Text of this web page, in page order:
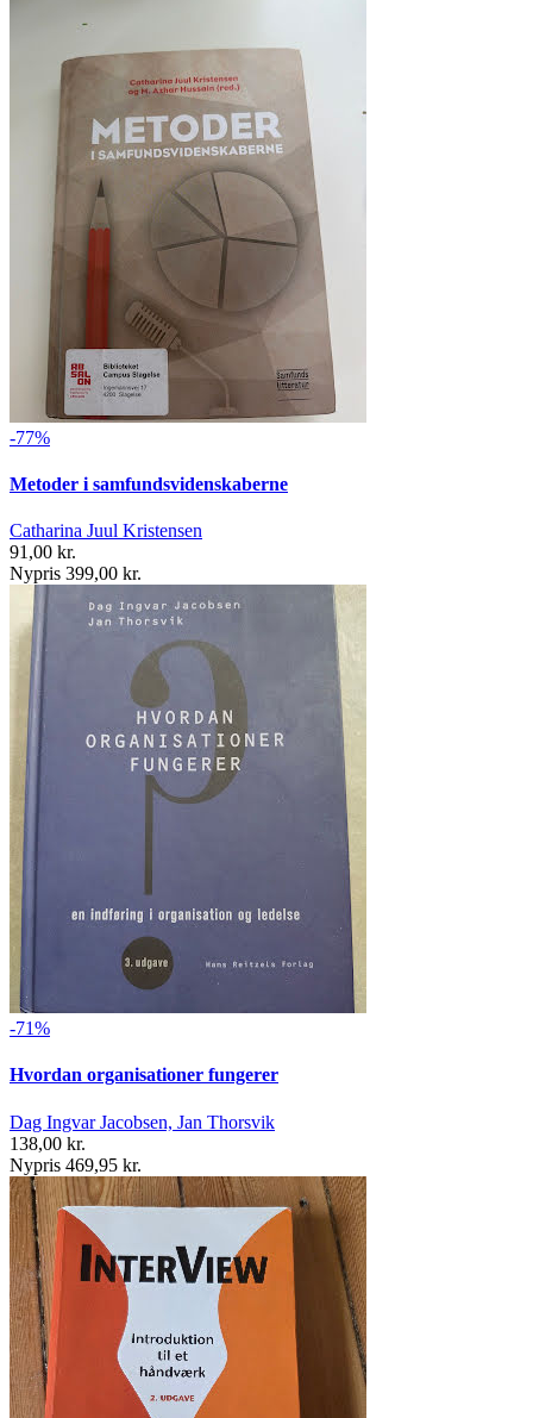
-77%
Metoder i samfundsvidenskaberne
Catharina Juul Kristensen
91,00 kr.
Nypris 399,00 kr.
-71%
Hvordan organisationer fungerer
Dag Ingvar Jacobsen, Jan Thorsvik
138,00 kr.
Nypris 469,95 kr.